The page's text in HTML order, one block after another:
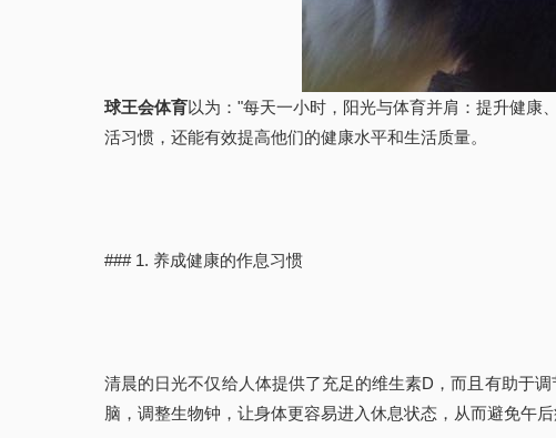
球王会体育以为："每天一小时，阳光与体育并肩：提升健
活习惯，还能有效提高他们的健康水平和生活质量。
### 1. 养成健康的作息习惯
清晨的日光不仅给人体提供了充足的维生素D，而且有助于
脑，调整生物钟，让身体更容易进入休息状态，从而避免午后